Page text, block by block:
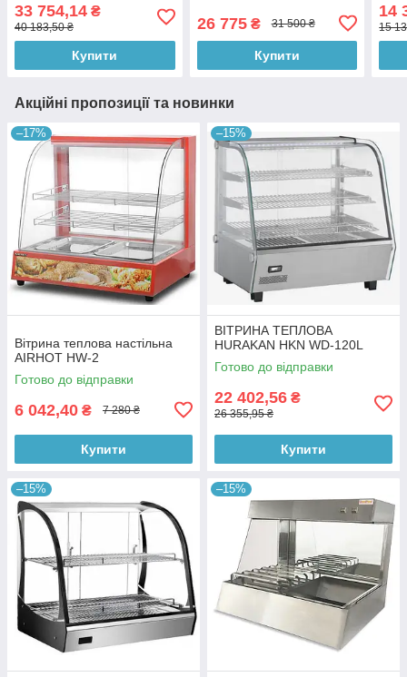
33 754,14 ₴
40 183,50 ₴
Купити
26 775₴ 31 500 ₴
Купити
14
15
Акційні пропозиції та новинки
–17%
Вітрина теплова настільна
AIRHOT HW-2
Готово до відправки
6 042,40 ₴ 7 280 ₴
Купити
–15%
ВІТРИНА ТЕПЛОВА
HURAKAN HKN WD-120L
Готово до відправки
22 402,56 ₴
26 355,95 ₴
Купити
–15% –15%